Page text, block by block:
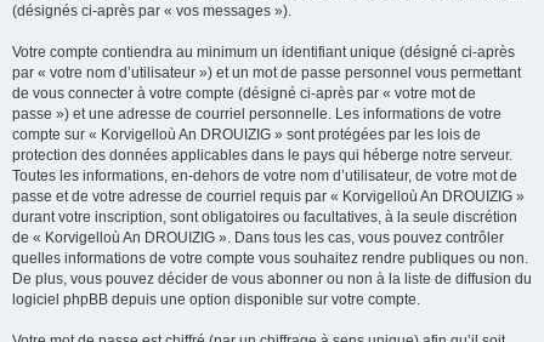
(désignés ci-après par « vos messages »).
Votre compte contiendra au minimum un identifiant unique (désigné ci-après
par « votre nom d’utilisateur ») et un mot de passe personnel vous permettant
de vous connecter à votre compte (désigné ci-après par « votre mot de
passe ») et une adresse de courriel personnelle. Les informations de votre
compte sur « Korvigelloù An DROUIZIG » sont protégées par les lois de
protection des données applicables dans le pays qui héberge notre serveur.
Toutes les informations, en-dehors de votre nom d’utilisateur, de votre mot de
passe et de votre adresse de courriel requis par « Korvigelloù An DROUIZIG »
durant votre inscription, sont obligatoires ou facultatives, à la seule discrétion
de « Korvigelloù An DROUIZIG ». Dans tous les cas, vous pouvez contrôler
quelles informations de votre compte vous souhaitez rendre publiques ou non.
De plus, vous pouvez décider de vous abonner ou non à la liste de diffusion du
logiciel phpBB depuis une option disponible sur votre compte.